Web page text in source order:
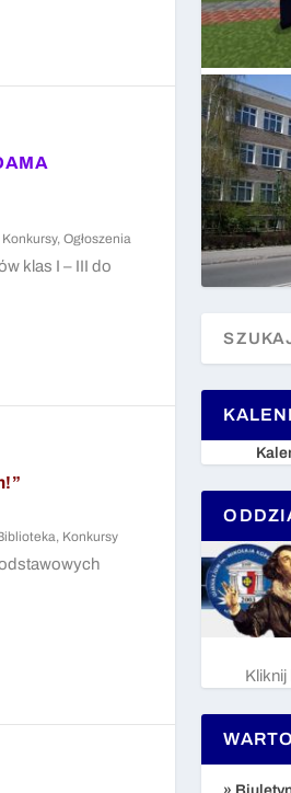
Konkursy, Ogłoszenia
klas I – III do
, Konkursy